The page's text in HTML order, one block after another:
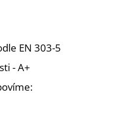
EN 303-5
- A+